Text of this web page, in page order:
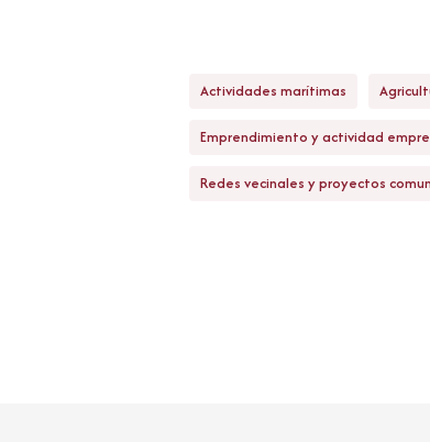
Actividades marítimas
Emprendimiento y actividad
Redes vecinales y proyectos